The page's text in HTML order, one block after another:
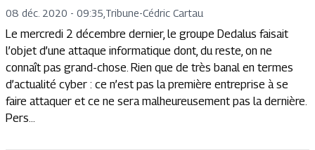
08 déc. 2020 - 09:35 Tribune-Cédric Cartau
Le mercredi 2 décembre dernier, le groupe Dedalus faisait
l’objet d’une attaque informatique dont, du reste, on ne
connaît pas grand-chose. Rien que de très banal en termes
d’actualité cyber : ce n’est pas la première entreprise à se
faire attaquer et ce ne sera malheureusement pas la dernière.
Pers...